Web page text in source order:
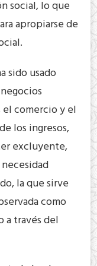
social, lo que
apropiarse de
sido usado
comercio y el
los ingresos,
excluyente,
la que sirve
como
través del